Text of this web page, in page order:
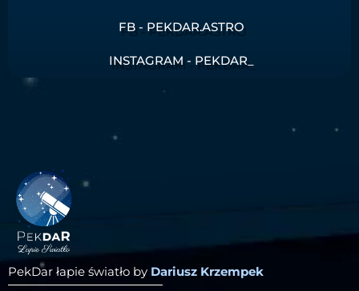
FB - PEKDAR.ASTRO
INSTAGRAM - PEKDAR_
PekDar łapie światło by Dariusz Krzempek